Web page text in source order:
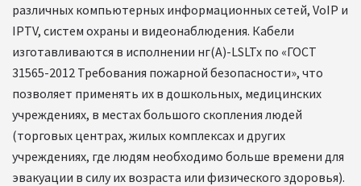
различных компьютерных информационных сетей, VoIP и
IPTV, систем охраны и видеонаблюдения. Кабели
изготавливаются в исполнении нг(А)-LSLTx по «ГОСТ
31565-2012 Требования пожарной безопасности», что
позволяет применять их в дошкольных, медицинских
учреждениях, в местах большого скопления людей
(торговых центрах, жилых комплексах и других
учреждениях, где людям необходимо больше времени для
эвакуации в силу их возраста или физического здоровья).